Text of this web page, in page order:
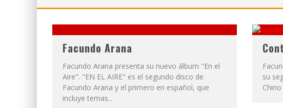
DUKI
Facundo Arana
Facundo Arana presenta su nuevo álbum "En el
Aire". "EN EL AIRE" es el segundo disco de
Facundo Arana y el primero en español, que
incluye temas...
su